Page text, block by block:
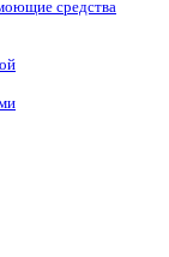
средства